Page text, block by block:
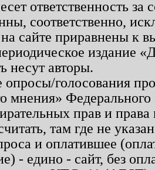
ответственность
соответственно,
сайте приравнены к
издание
несут авторы.
голосования
мнения»
прав и
там где не
и оплатившее
- едино - сайт, без